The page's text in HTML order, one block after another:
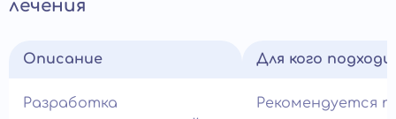
лечения
Описание
Разработка
Для кого
Рекомендуется